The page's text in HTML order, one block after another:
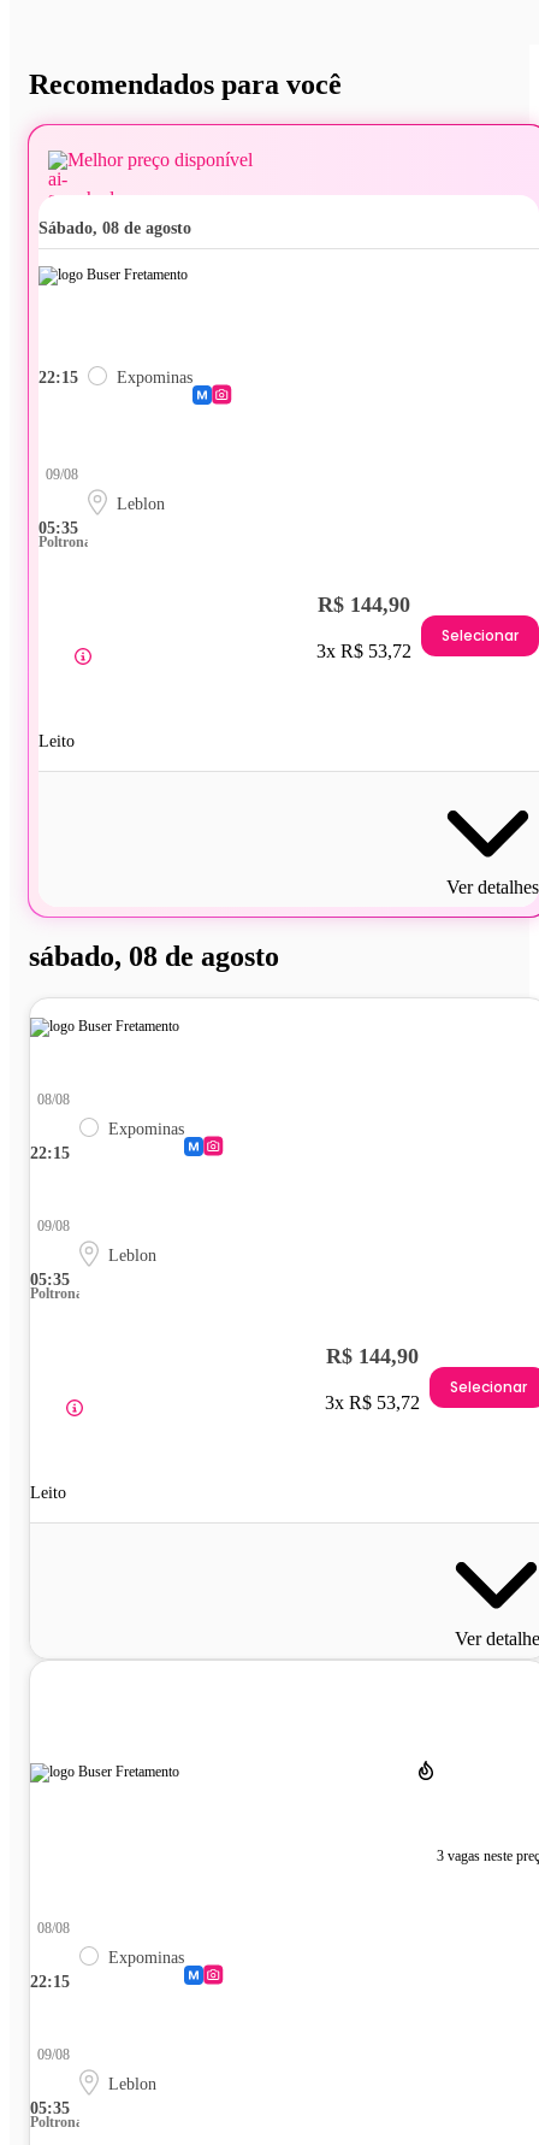
Recomendados para você
Melhor preço disponível
sábado, 08 de agosto
22:15 Expominas
05:35
09/08
Leblon
Poltrona
Leito
R$ 144,90
3x R$ 53,72
Selecionar
Ver detalhes
sábado, 08 de agosto
22:15
08/08
Expominas
05:35
09/08
Leblon
Poltrona
Leito
R$ 144,90
3x R$ 53,72
Selecionar
Ver
3 vagas neste
22:15
08/08
Expominas
05:35
09/08
Leblon
Poltrona